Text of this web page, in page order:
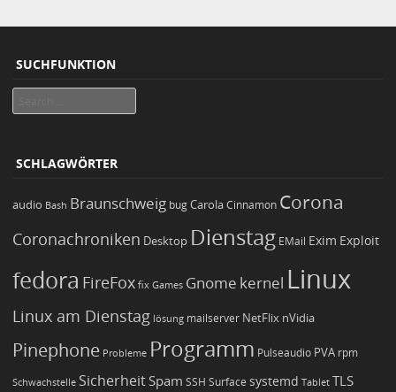
SUCHFUNKTION
SCHLAGWÖRTER
audio Bash Braunschweig bugCarola Cinnamon Corona
Coronachroniken Desktop Dienstag EMail Exim Exploit
fedora FireFox fix Games Gnome kernel Linux
Linux am Dienstag lösung mailserver NetFlix nVidia
Pinephone Probleme Programm Pulseaudio PVA rpm
Schwachstelle Sicherheit Spam SSH Surface systemd Tablet TLS